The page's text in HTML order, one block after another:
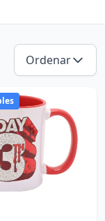
Ordenar